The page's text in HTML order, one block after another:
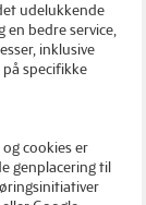
udelukkende
en bedre service,
inklusive
specifikke
cookies er
genplacering til